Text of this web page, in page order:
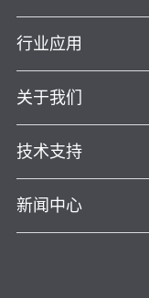
行业应用
关于我们
技术支持
新闻中心